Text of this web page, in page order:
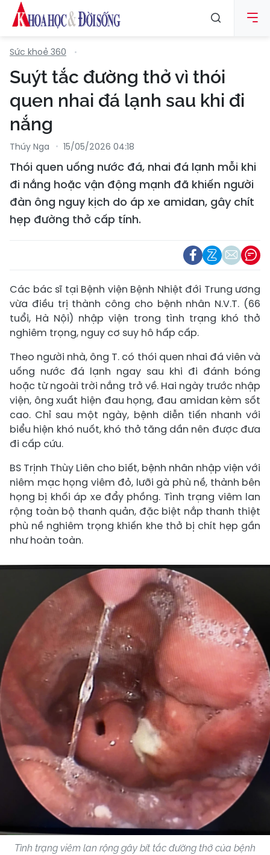
Sức khoẻ 360
Suýt tắc đường thở vì thói
quen nhai đá lạnh sau khi đi
nắng
Thúy Nga 15/05/2026 04:18
Thói quen uống nước đá, nhai đá lạnh mỗi khi
đi nắng hoặc vận động mạnh đã khiến người
đàn ông nguy kịch do áp xe amidan, gây chít
hẹp đường thở cấp tính.
Các bác sĩ tại Bệnh viện Bệnh Nhiệt đới Trung ương
vừa điều trị thành công cho bệnh nhân N.V.T. (66
tuổi, Hà Nội) nhập viện trong tình trạng khó thở
nghiêm trọng, nguy cơ suy hô hấp cấp.
Theo người nhà, ông T. có thói quen nhai đá viên và
uống nước đá lạnh ngay sau khi đi đánh bóng
hoặc từ ngoài trời nắng trở về. Hai ngày trước nhập
viện, ông xuất hiện đau họng, đau amidan kèm sốt
cao. Chỉ sau một ngày, bệnh diễn tiến nhanh với
biểu hiện khó nuốt, khó thở tăng dần nên được đưa
đi cấp cứu.
BS Trịnh Thùy Liên cho biết, bệnh nhân nhập viện với
niêm mạc họng viêm đỏ, lưỡi gà phù nề, thành bên
họng bị khối áp xe đẩy phồng. Tình trạng viêm lan
rộng toàn bộ thanh quản, đặc biệt nắp thanh thiệt
phù nề nghiêm trọng khiến khe thở bị chít hẹp gần
như hoàn toàn.
Tình trạng viêm lan rộng gây bít tắc đường thở của bệnh